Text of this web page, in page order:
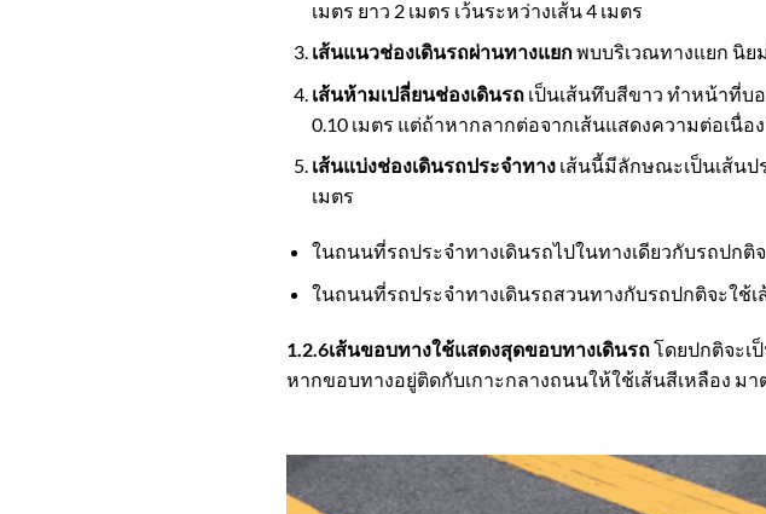
เมตร ยาว 2 เมตร เว้นระหว่างเส้น 4 เมตร
เส้นแนวช่องเดินรถผ่านทางแยกพบบริเวณทางแยก นิยม
เส้นห้ามเปลี่ยนช่องเดินรถ เป็นเส้นทึบสีขาว ทำหน้าที่บ
0.10 เมตร แต่ถ้าหากลากต่อจากเส้นแสดงความต่อเนื่อ
เส้นแบ่งช่องเดินรถประจำทางเส้นนี้มีลักษณะเป็นเส้นปร
เมตร
ในถนนที่รถประจำทางเดินรถไปในทางเดียวกับรถปกติ
ในถนนที่รถประจำทางเดินรถสวนทางกับรถปกติจะใช้เ
1.2.6เส้นขอบทางใช้แสดงสุดขอบทางเดินรถโดยปกติจะเ
หากขอบทางอยู่ติดกับเกาะกลางถนนให้ใช้เส้นสีเหลือง มา